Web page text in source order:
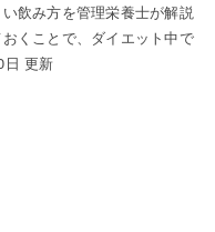
飲み方を管理栄養士が解説
くことで、ダイエット中で
日 更新